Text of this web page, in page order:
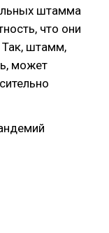
штамма
что они
Так, штамм,
может